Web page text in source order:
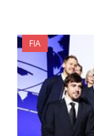
FIA